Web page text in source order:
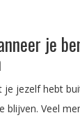
je
je jezelf hebt
blijven. Veel